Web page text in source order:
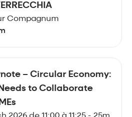
Compagnum
– Circular Economy:
to Collaborate